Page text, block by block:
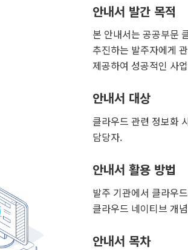
안내서 발간 목적
본 안내서는 공공부문
추진하는 발주자에게
제공하여 성공적인 사
안내서 대상
클라우드 관련 정보화
담당자.
안내서 활용 방법
발주 기관에서 클라우
클라우드 네이티브 개
안내서 목차